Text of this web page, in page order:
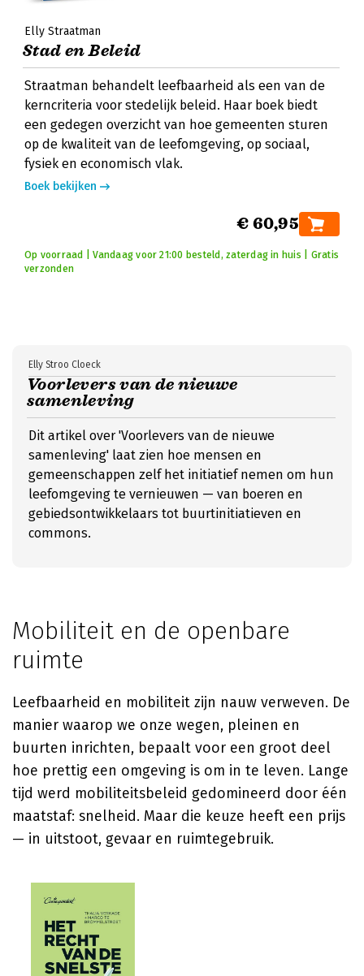
Elly Straatman
Stad en Beleid
Straatman behandelt leefbaarheid als een van de
kerncriteria voor stedelijk beleid. Haar boek biedt
een gedegen overzicht van hoe gemeenten sturen
op de kwaliteit van de leefomgeving, op sociaal,
fysiek en economisch vlak.
Boek bekijken
€ 60,95
Op voorraad | Vandaag voor 21:00 besteld, zaterdag in huis | Gratis
verzonden
Voorlevers van de nieuwe
samenleving
Elly Stroo Cloeck
Dit artikel over 'Voorlevers van de nieuwe
samenleving' laat zien hoe mensen en
gemeenschappen zelf het initiatief nemen om hun
leefomgeving te vernieuwen — van boeren en
gebiedsontwikkelaars tot buurtinitiatieven en
commons.
Mobiliteit en de openbare
ruimte
Leefbaarheid en mobiliteit zijn nauw verweven. De
manier waarop we onze wegen, pleinen en
buurten inrichten, bepaalt voor een groot deel
hoe prettig een omgeving is om in te leven. Lange
tijd werd mobiliteitsbeleid gedomineerd door één
maatstaf: snelheid. Maar die keuze heeft een prijs
— in uitstoot, gevaar en ruimtegebruik.